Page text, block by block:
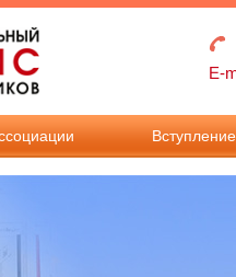
E-
Вступление
Взносы в